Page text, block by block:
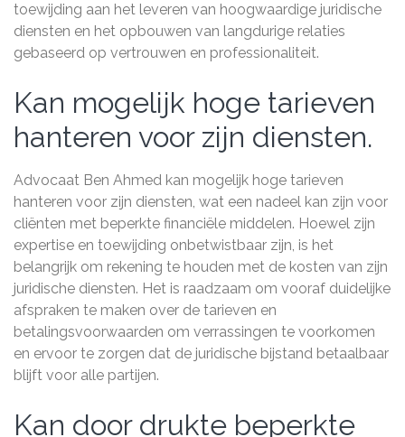
toewijding aan het leveren van hoogwaardige juridische
diensten en het opbouwen van langdurige relaties
gebaseerd op vertrouwen en professionaliteit.
Kan mogelijk hoge tarieven
hanteren voor zijn diensten.
Advocaat Ben Ahmed kan mogelijk hoge tarieven
hanteren voor zijn diensten, wat een nadeel kan zijn voor
cliënten met beperkte financiële middelen. Hoewel zijn
expertise en toewijding onbetwistbaar zijn, is het
belangrijk om rekening te houden met de kosten van zijn
juridische diensten. Het is raadzaam om vooraf duidelijke
afspraken te maken over de tarieven en
betalingsvoorwaarden om verrassingen te voorkomen
en ervoor te zorgen dat de juridische bijstand betaalbaar
blijft voor alle partijen.
Kan door drukte beperkte